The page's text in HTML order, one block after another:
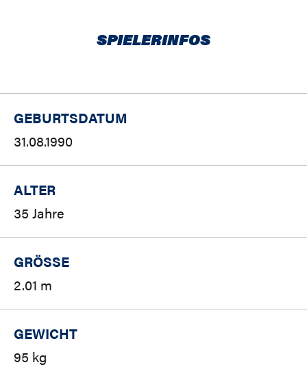
SPIELERINFOS
GEBURTSDATUM
31.08.1990
ALTER
35 Jahre
GRÖSSE
2.01 m
GEWICHT
95 kg